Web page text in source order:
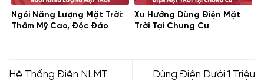
Ngói Năng Lượng Mặt Trời:
Thẩm Mỹ Cao, Độc Đáo
Xu Hướng Dùng Điện Mặt
Trời Tại Chung Cư
Hệ Thống Điện NLMT
Dùng Điện Dưới 1 Triệu